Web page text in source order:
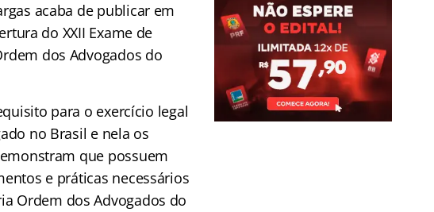
acaba de publicar em
do XXII Exame de
dos Advogados do
para o exercício legal
no Brasil e nela os
que possuem
e práticas necessários
Ordem dos Advogados do